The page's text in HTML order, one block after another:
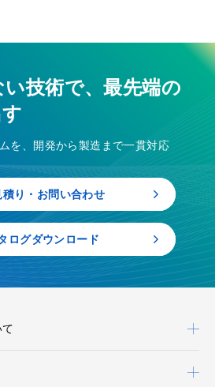
技術で、最先端の
を、開発から製造まで一貫対応
積り・お問い合わせ
ログダウンロード